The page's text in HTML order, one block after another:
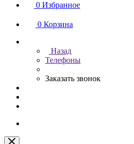
0 Избранное
0 Корзина
Назад
Телефоны
Заказать звонок